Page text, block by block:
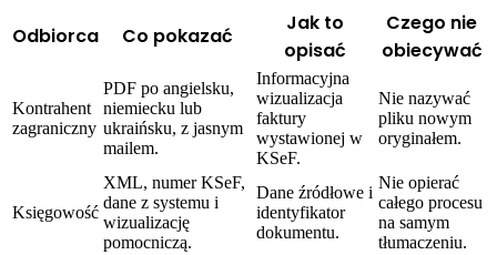
Odbiorca Co pokazać
Jak to
opisać
Czego nie
obiecywać
Kontrahent
zagraniczny
PDF po angielsku,
niemiecku lub
ukraińsku, z jasnym
mailem.
Informacyjna
wizualizacja
faktury
wystawionej w
KSeF.
Nie nazywać
pliku nowym
oryginałem.
Księgowość
XML, numer KSeF,
dane z systemu i
wizualizację
pomocniczą.
Dane źródłowe i
identyfikator
dokumentu.
Nie opierać
całego procesu
na samym
tłumaczeniu.